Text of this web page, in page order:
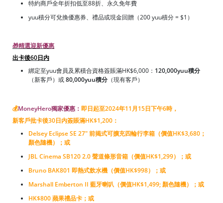
特約商戶全年折扣低至88折、永久免年費
yuu積分可兌換優惠券、禮品或現金回贈（200 yuu積分 = $1）
🎁精選迎新優惠
出卡後60日内
綁定至yuu會員及累積合資格簽賬滿HK$6,000： 120,000yuu積分
（新客戶）或80,000yuu積分 （現有客戶）
💰MoneyHero獨家優惠： 即日起至2024年11月15日下午6時，
新客戶批卡後30日内簽賬滿HK$1,200：
Delsey Eclipse SE 27" 前揭式可擴充四輪行李箱（價值HK$3,680；
顏色隨機）
；或
JBL Cinema SB120 2.0 聲道條形音箱（價值HK$1,299）
；或
Bruno BAK801 即熱式飲水機（價值HK$998）
；或
Marshall Emberton II 藍牙喇叭（價值HK$1,499; 顏色隨機）；或
HK$800 蘋果禮品卡；或